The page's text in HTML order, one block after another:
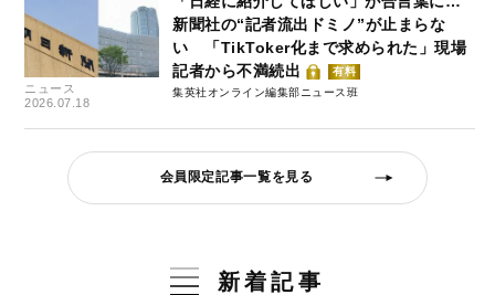
ニュース
2026.07.18
新聞社の“記者流出ドミノ”が止まらな
い 「TikToker化まで求められた」現場
記者から不満続出
有料
集英社オンライン編集部ニュース班
会員限定記事一覧を見る
新着記事